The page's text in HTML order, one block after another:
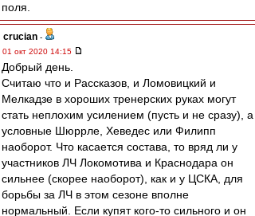
поля.
crucian -
01 окт 2020 14:15
Добрый день.
Считаю что и Рассказов, и Ломовицкий и
Мелкадзе в хороших тренерских руках могут
стать неплохим усилением (пусть и не сразу), а
условные Шюррле, Хеведес или Филипп
наоборот. Что касается состава, то вряд ли у
участников ЛЧ Локомотива и Краснодара он
сильнее (скорее наоборот), как и у ЦСКА, для
борьбы за ЛЧ в этом сезоне вполне
нормальный. Если купят кого-то сильного и он